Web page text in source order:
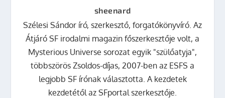
sheenard
Szélesi Sándor író, szerkesztő, forgatókönyvíró. Az
Átjáró SF irodalmi magazin főszerkesztője volt, a
Mysterious Universe sorozat egyik "szülőatyja",
többszörös Zsoldos-díjas, 2007-ben az ESFS a
legjobb SF írónak választotta. A kezdetek
kezdetétől az SFportal szerkesztője.